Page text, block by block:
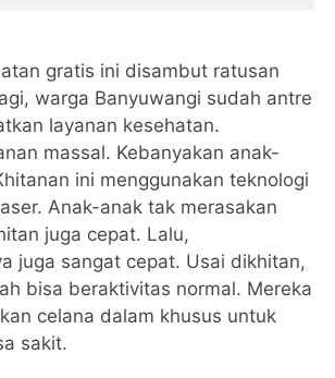
gratis ini disambut ratusan
warga Banyuwangi sudah antre
layanan kesehatan.
massal. Kebanyakan anak-
ini menggunakan teknologi
Anak-anak tak merasakan
juga cepat. Lalu,
juga sangat cepat. Usai dikhitan,
bisa beraktivitas normal. Mereka
celana dalam khusus untuk
sakit.